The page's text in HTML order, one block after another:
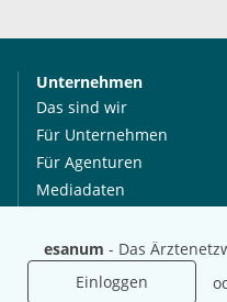
esanum - Das
Einloggen
Unternehmen
Das sind wir
Für Unternehmen
Für Agenturen
Mediadaten
Karriere